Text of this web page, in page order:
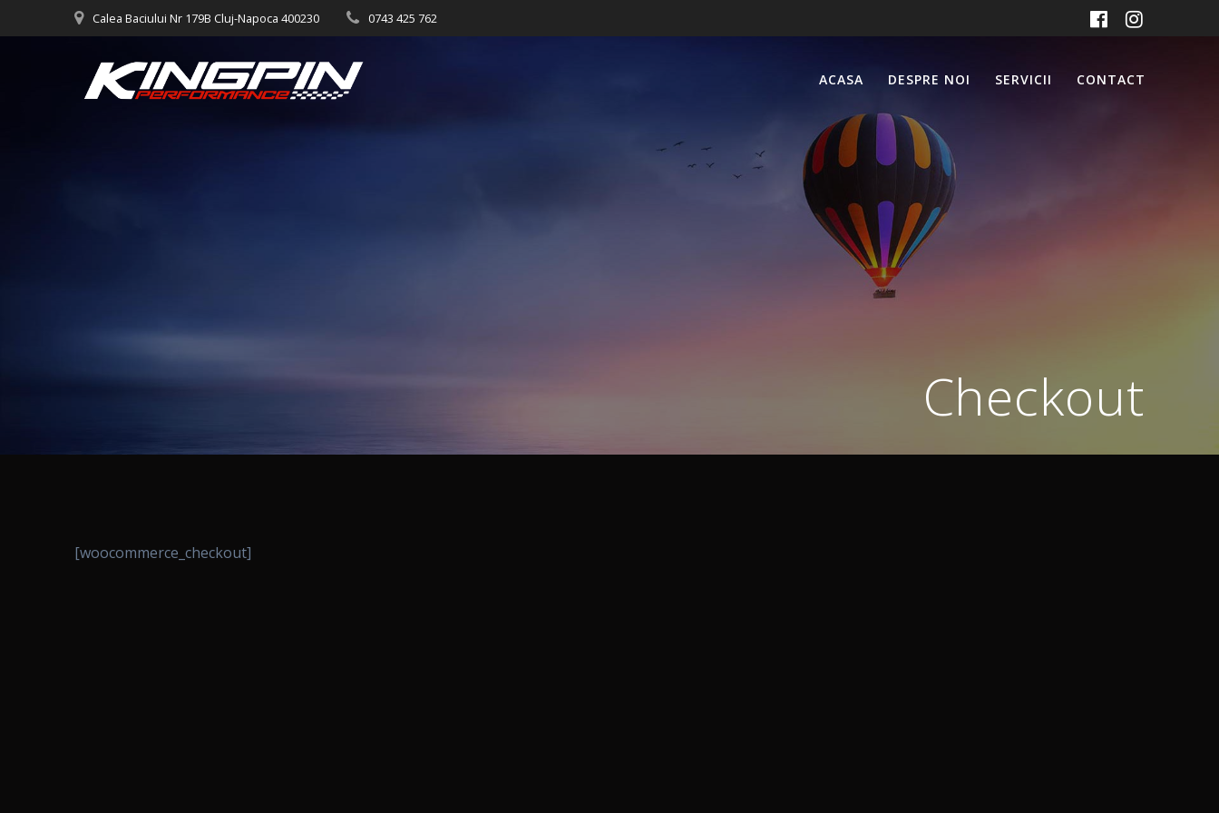
to
Calea Baciului Nr 179B Cluj-Napoca 400230 0743 425 762
ACASA DESPRE NOI SERVICII CONTACT
Checkout
[woocommerce_checkout]